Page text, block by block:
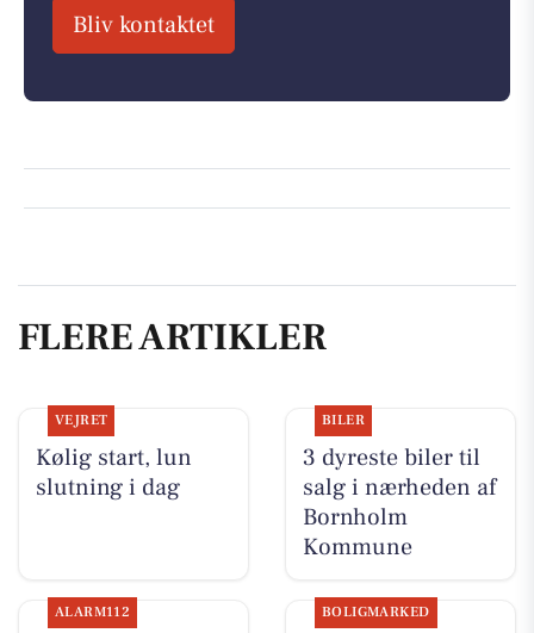
Bliv kontaktet
FLERE ARTIKLER
VEJRET
Kølig start, lun
slutning i dag
BILER
3 dyreste biler til
salg i nærheden af
Bornholm
Kommune
ALARM112 BOLIGMARKED